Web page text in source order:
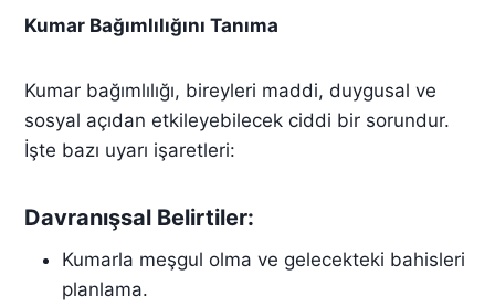
Kumar Bağımlılığını Tanıma
Kumar bağımlılığı, bireyleri maddi, duygusal ve
sosyal açıdan etkileyebilecek ciddi bir sorundur.
İşte bazı uyarı işaretleri:
Davranışsal Belirtiler:
Kumarla meşgul olma ve gelecekteki bahisleri
planlama.